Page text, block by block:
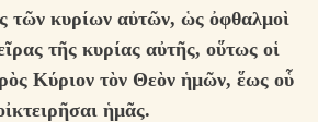
τῶν κυρίων αὐτῶν, ὡς ὀφθαλμοὶ
τῆς κυρίας αὐτῆς, οὕτως οἱ
Κύριον τὸν Θεὸν ἡμῶν, ἕως οὗ
ἡμᾶς.